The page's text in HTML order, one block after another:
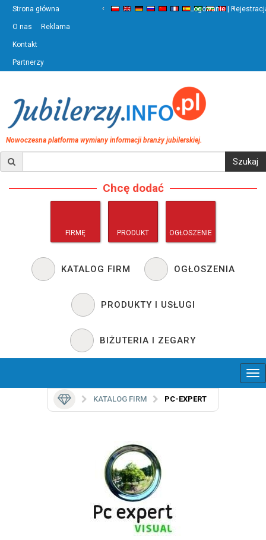
Strona główna
O nas Reklama
Kontakt
Partnerzy
‹ ›
Logowanie |
Nowoczesna platforma wymiany informacji branży jubilerskiej.
Chcę dodać
FIRMĘ PRODUKT OGŁOSZENIE
KATALOG FIRM OGŁOSZENIA
PRODUKTY I USŁUGI
BIŻUTERIA I ZEGARY
KATALOG FIRM PC-EXPERT